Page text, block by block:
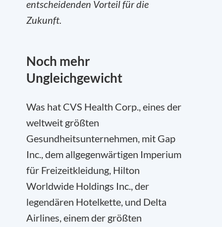
entscheidenden Vorteil für die
Zukunft.
Noch mehr
Ungleichgewicht
Was hat CVS Health Corp., eines der
weltweit größten
Gesundheitsunternehmen, mit Gap
Inc., dem allgegenwärtigen Imperium
für Freizeitkleidung, Hilton
Worldwide Holdings Inc., der
legendären Hotelkette, und Delta
Airlines, einem der größten